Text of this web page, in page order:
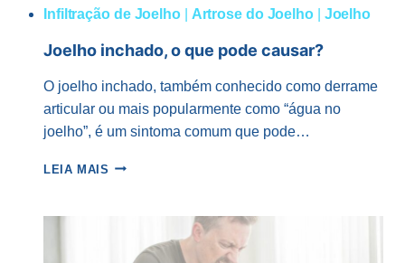
Infiltração de Joelho| Artrose do Joelho| Joelho
Joelho inchado, o que pode causar?
O joelho inchado, também conhecido como derrame
articular ou mais popularmente como “água no
joelho”, é um sintoma comum que pode…
LEIA MAIS JOELHO
CAUSAR?